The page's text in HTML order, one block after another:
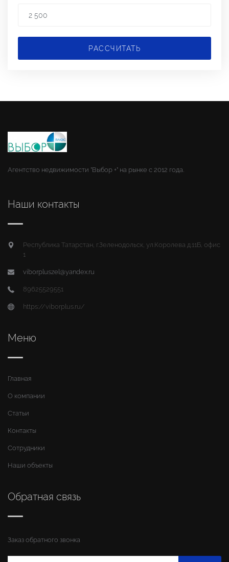
РАССЧИТАТЬ
Агентство недвижимости "Выбор +" на рынке с 2012 года.
Наши контакты
Республика Татарстан, г.Зеленодольск, ул.Королева д.11Б, офис
1
viborpluszel@yandex.ru
89625529551
https://viborplus.ru/
Меню
Главная
О компании
Статьи
Контакты
Сотрудники
Наши объекты
Обратная связь
Заказ обратного звонка